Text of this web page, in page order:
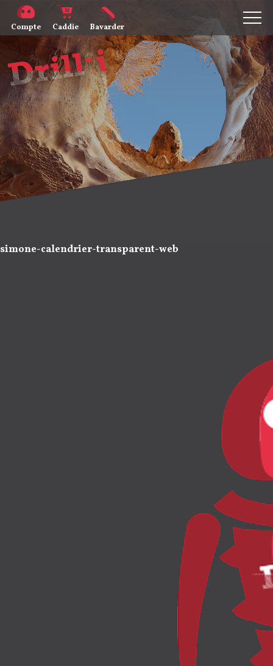
Compte Caddie Bavarder
simone-calendrier-transparent-web